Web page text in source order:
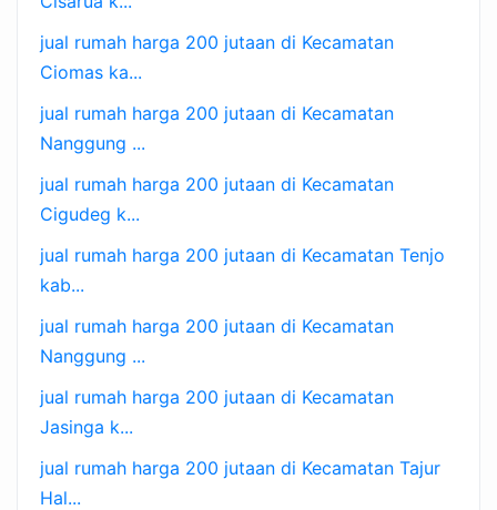
jual rumah harga 200 jutaan di Kecamatan
Ciomas ka...
jual rumah harga 200 jutaan di Kecamatan
Nanggung ...
jual rumah harga 200 jutaan di Kecamatan
Cigudeg k...
jual rumah harga 200 jutaan di Kecamatan Tenjo
kab...
jual rumah harga 200 jutaan di Kecamatan
Nanggung ...
jual rumah harga 200 jutaan di Kecamatan
Jasinga k...
jual rumah harga 200 jutaan di Kecamatan Tajur
Hal...